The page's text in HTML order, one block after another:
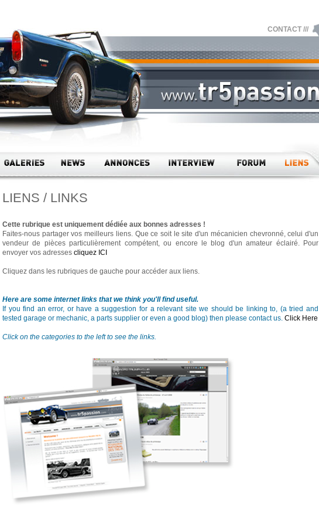
CONTACT ///
LIENS / LINKS
Cette rubrique est uniquement dédiée aux bonnes adresses !
Faites-nous partager vos meilleurs liens. Que ce soit le site d'un mécanicien chevronné, celui d'un
vendeur de pièces particulièrement compétent, ou encore le blog d'un amateur éclairé. Pour
envoyer vos adresses cliquez ICI
Cliquez dans les rubriques de gauche pour accéder aux liens.
Here are some internet links that we think you'll find useful.
If you find an error, or have a suggestion for a relevant site we should be linking to, (a tried and
tested garage or mechanic, a parts supplier or even a good blog) then please contact us. Click Here
Click on the categories to the left to see the links.